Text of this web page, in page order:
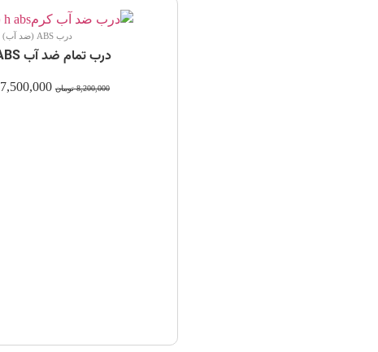
درب ABS (ضد آب)
درب تمام ضد آب ABS کرم h
8,200,000 تومان 7,500,000